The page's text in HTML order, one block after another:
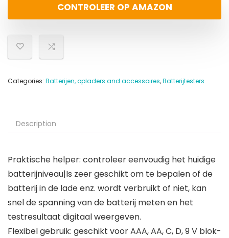
CONTROLEER OP AMAZON
Categories: Batterijen, opladers and accessoires,Batterijtesters
Description
Praktische helper: controleer eenvoudig het huidige
batterijniveau|Is zeer geschikt om te bepalen of de
batterij in de lade enz. wordt verbruikt of niet, kan
snel de spanning van de batterij meten en het
testresultaat digitaal weergeven.
Flexibel gebruik: geschikt voor AAA, AA, C, D, 9 V blok-